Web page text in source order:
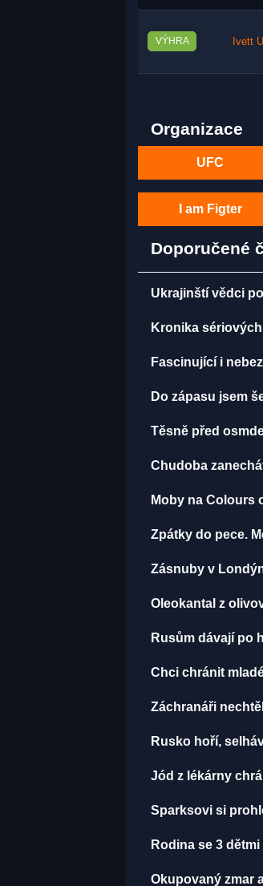
VÝHRA Ivett
Organizace
UFC
I am Figter
Doporučené
Ukrajinští vědci
Kronika
Fascinující i
Do zápasu jsem
Těsně před
Chudoba
Moby na Colours
Zpátky do pece.
Zásnuby v
Oleokantal z
Rusům dávají po
Chci chránit
Záchranáři
Rusko hoří,
Jód z lékárny
Sparksovi si
Rodina se 3
Okupovaný zmar